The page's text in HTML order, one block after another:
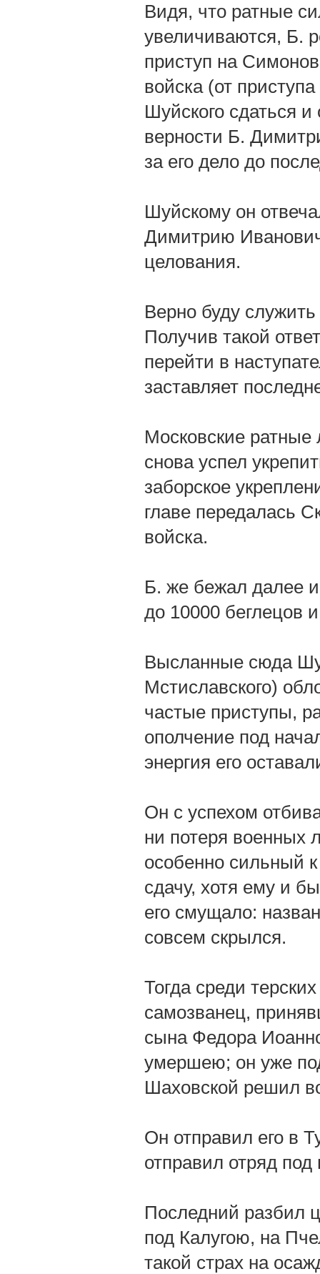
Видя, что ратные
увеличиваются, Б.
приступ на
войска (от
Шуйского сдаться
верности Б.
за его дело до
Шуйскому он
Димитрию
целования.
Верно буду
Получив такой
перейти в
заставляет
Московские ратные
снова успел
заборское
главе передалась
войска.
Б. же бежал далее и
до 10000 беглецов
Высланные сюда
Мстиславского)
частые приступы,
ополчение под
энергия его
Он с успехом
ни потеря военных
особенно сильный
сдачу, хотя ему и
его смущало:
совсем скрылся.
Тогда среди
самозванец,
сына Федора
умершею; он уже
Шаховской решил
Он отправил его в
отправил отряд под
Последний разбил
под Калугою, на
такой страх на